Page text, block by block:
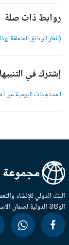
روابط ذات صلة
(انظر الوثائق المتعلقة
إشترك في التنبيهات
المستجدات اليومية عن آخر
الدولي للإنشاء والتعمير
الدولية لضمان